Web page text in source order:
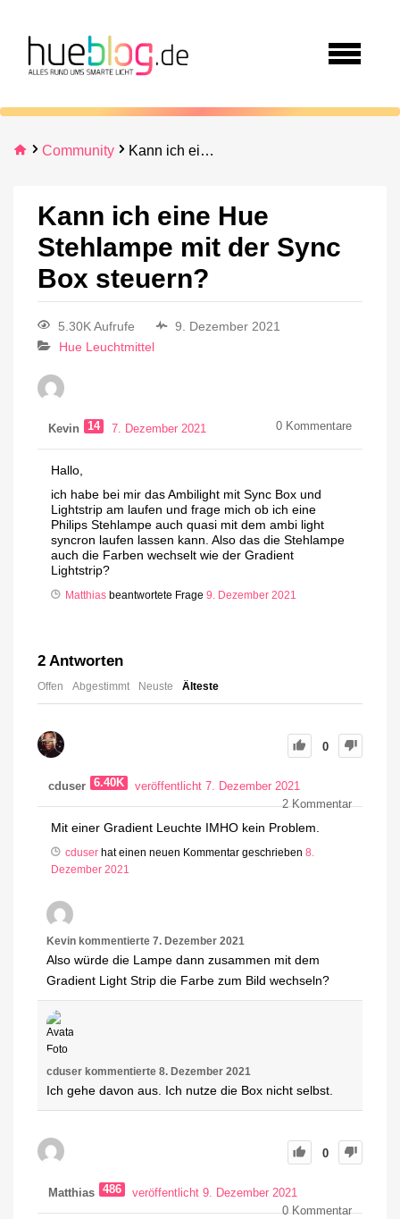
Community Kann ich eine Hue Stehlampe mit der Sync Box steuern?
Kann ich eine Hue
Stehlampe mit der Sync
Box steuern?
5.30K Aufrufe
9. Dezember 2021
Hue Leuchtmittel
Kevin 14 7. Dezember 2021 0 Kommentare
Hallo,
ich habe bei mir das Ambilight mit Sync Box und
Lightstrip am laufen und frage mich ob ich eine
Philips Stehlampe auch quasi mit dem ambi light
syncron laufen lassen kann. Also das die Stehlampe
auch die Farben wechselt wie der Gradient
Lightstrip?
Matthias beantwortete Frage 9. Dezember 2021
2 Antworten
Offen Abgestimmt Neuste Älteste
0
cduser 6.40K
veröffentlicht 7. Dezember 2021
2Kommentar
Mit einer Gradient Leuchte IMHO kein Problem.
cduser hat einen neuen Kommentar geschrieben 8.
Dezember 2021
Kevin kommentierte 7. Dezember 2021
Also würde die Lampe dann zusammen mit dem
Gradient Light Strip die Farbe zum Bild wechseln?
cduser kommentierte 8. Dezember 2021
Ich gehe davon aus. Ich nutze die Box nicht selbst.
0
Matthias 486
veröffentlicht 9. Dezember 2021
0Kommentar